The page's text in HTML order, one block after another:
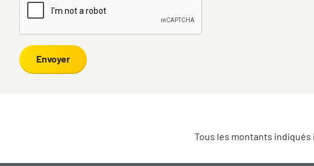
Envoyer
Tous les montants indiqués